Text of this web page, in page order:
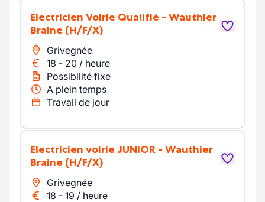
Electricien Voirie Qualifié - Wauthier
Braine (H/F/X)
Grivegnée
18 - 20 / heure
Possibilité fixe
A plein temps
Travail de jour
Electricien voirie JUNIOR - Wauthier
Braine (H/F/X)
Grivegnée
18 - 19 / heure